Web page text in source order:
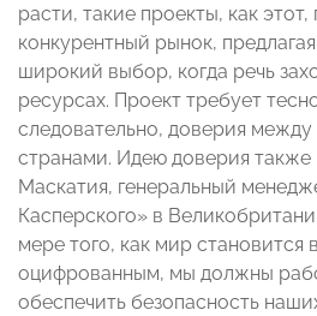
расти, такие проекты, как
конкурентный рынок,
широкий выбор, когда речь
ресурсах. Проект требует
следовательно, доверия
странами. Идею доверия также
Маскатия, генеральный
Касперского» в
мере того, как мир становится
оцифрованным, мы должны
обеспечить безопасность